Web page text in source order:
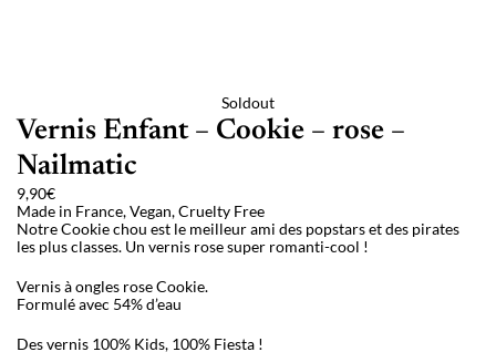
Soldout
Vernis Enfant – Cookie – rose –
Nailmatic
9,90€
Made in France, Vegan, Cruelty Free
Notre Cookie chou est le meilleur ami des popstars et des pirates
les plus classes. Un vernis rose super romanti-cool !
Vernis à ongles rose Cookie.
Formulé avec 54% d’eau
Des vernis 100% Kids, 100% Fiesta !